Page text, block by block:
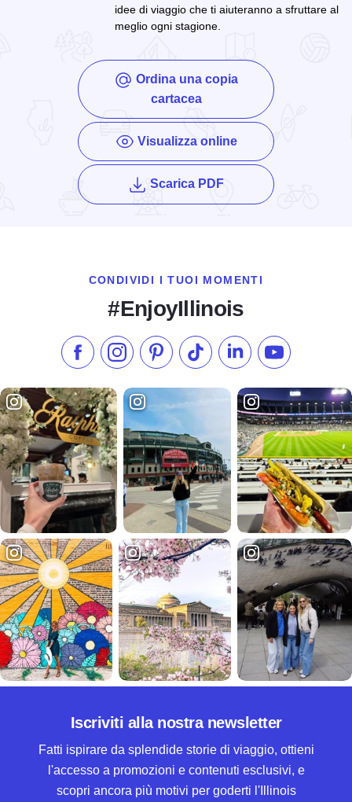
idee di viaggio che ti aiuteranno a sfruttare al
meglio ogni stagione.
Ordina una copia
cartacea
Visualizza online
Scarica PDFdella rivista Enjoy
CONDIVIDI I TUOI MOMENTI
#EnjoyIllinois
Metti "Mi piace" su Facebook
Seguici su Instagram
Visita il nostro Pinterest
Seguici su TikTok
Seguici su LinkedIn
Iscriviti al
Iscriviti alla nostra newsletter
Fatti ispirare da splendide storie di viaggio, ottieni
l'accesso a promozioni e contenuti esclusivi, e
scopri ancora più motivi per goderti l'Illinois